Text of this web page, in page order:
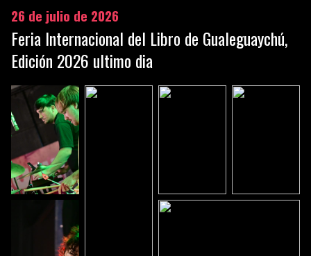
26 de julio de 2026
Feria Internacional del Libro de Gualeguaychú,
Edición 2026 ultimo dia